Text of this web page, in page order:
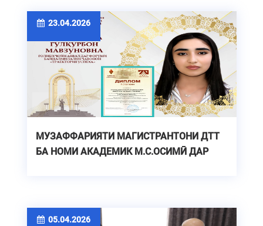
23.04.2026
МУЗАФФАРИЯТИ МАГИСТРАНТОНИ ДТТ
БА НОМИ АКАДЕМИК М.С.ОСИМӢ ДАР
05.04.2026